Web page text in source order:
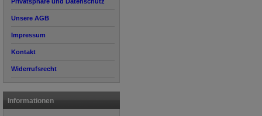
Unsere AGB
Impressum
Kontakt
Widerrufsrecht
Informationen